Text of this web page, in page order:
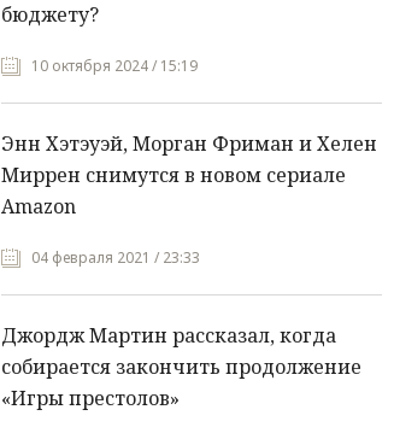
бюджету?
10 октября 2024 / 15:19
Энн Хэтэуэй, Морган Фриман и Хелен
Миррен снимутся в новом сериале
Amazon
04 февраля 2021 / 23:33
Джордж Мартин рассказал, когда
собирается закончить продолжение
«Игры престолов»